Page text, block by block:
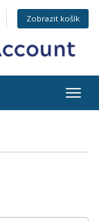
Zobrazit košík